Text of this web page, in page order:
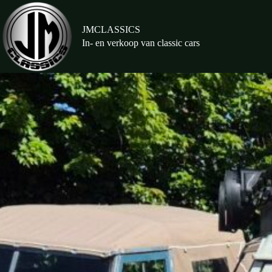
naar
de
inhoud
JMCLASSICS
In- en verkoop van classic cars